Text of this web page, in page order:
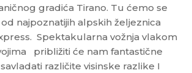
gradića Tirano. Tu ćemo se
najpoznatijih alpskih željeznica
Spektakularna vožnja vlakom
približiti će nam fantastične
različite visinske razlike I